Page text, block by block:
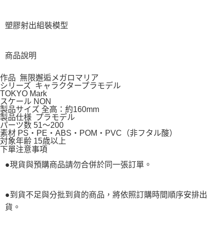
塑膠射出組裝模型
商品說明
作品 無限邂逅メガロマリア
シリーズ キャラクタープラモデル
TOKYO Mark
スケール NON
製品サイズ 全高：約160mm
製品仕様 プラモデル
パーツ数 51～200
素材 PS・PE・ABS・POM・PVC（非フタル酸）
対象年齢 15歳以上
下單注意事項
●現貨與預購商品請勿合併於同一張訂單。
●到貨不足與分批到貨的商品，將依照訂購時間順序安排出
貨。